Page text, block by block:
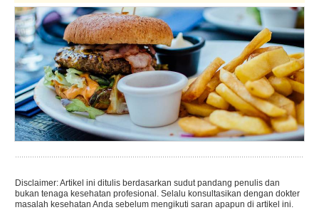
Disclaimer: Artikel ini ditulis berdasarkan sudut pandang penulis dan
bukan tenaga kesehatan profesional. Selalu konsultasikan dengan dokter
masalah kesehatan Anda sebelum mengikuti saran apapun di artikel ini.